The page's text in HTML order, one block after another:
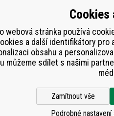
od smlouvy
Cookies
webová stránka používá
a další identifikátory pro
obsahu a
můžeme sdílet s našimi
Zamítnout vše
Podrobné